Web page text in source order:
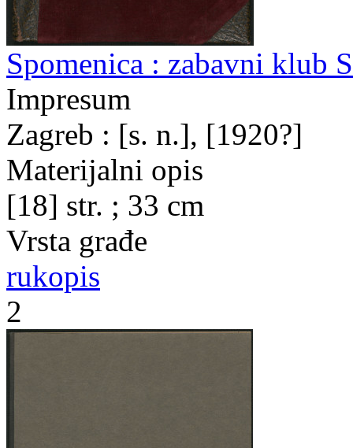
Spomenica : zabavni klub
Impresum
Zagreb : [s. n.], [1920?]
Materijalni opis
[18] str. ; 33 cm
Vrsta građe
rukopis
2